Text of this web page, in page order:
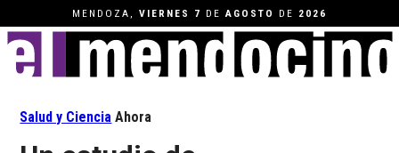
MENDOZA, VIERNES 7 DEAGOSTO DE 2026
Salud y Ciencia Ahora